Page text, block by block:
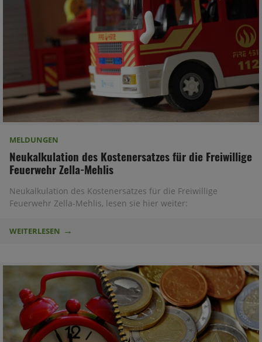
MELDUNGEN
Neukalkulation des Kostenersatzes für die Freiwillige
Feuerwehr Zella-Mehlis
Neukalkulation des Kostenersatzes für die Freiwillige
Feuerwehr Zella-Mehlis, lesen sie hier weiter:
WEITERLESEN